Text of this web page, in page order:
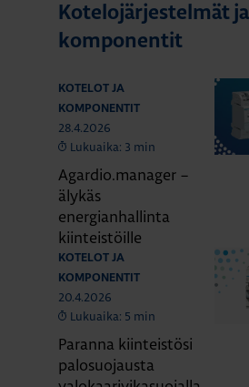
Kotelojärjestelmät ja
komponentit
KOTELOT JA
KOMPONENTIT
28.4.2026
Lukuaika: 3 min
Agardio.manager –
älykäs
energianhallinta
kiinteistöille
KOTELOT JA
KOMPONENTIT
20.4.2026
Lukuaika: 5 min
Paranna kiinteistösi
palosuojausta